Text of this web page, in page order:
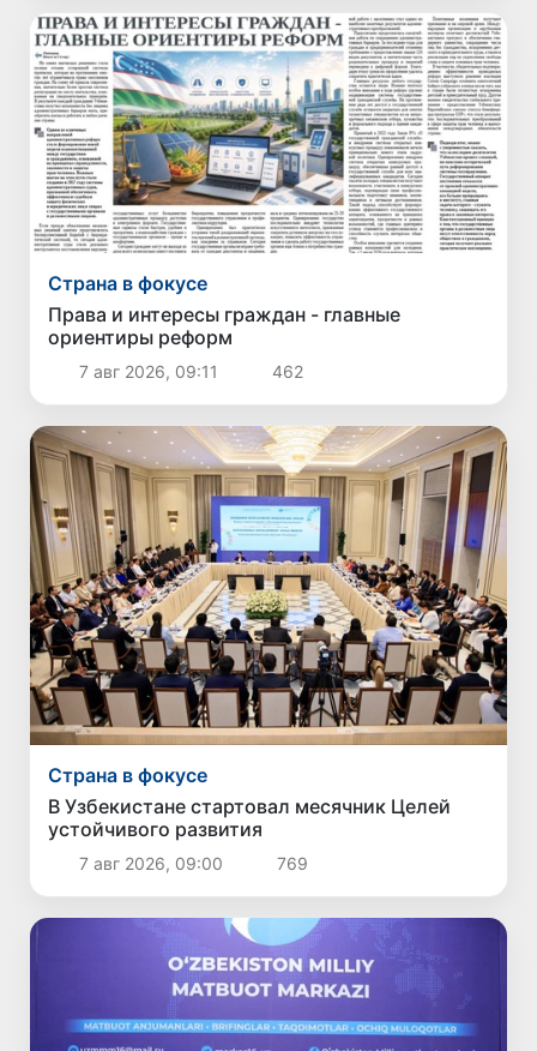
Страна в фокусе
Права и интересы граждан - главные
ориентиры реформ
7 авг 2026, 09:11 462
Страна в фокусе
В Узбекистане стартовал месячник Целей
устойчивого развития
7 авг 2026, 09:00 769